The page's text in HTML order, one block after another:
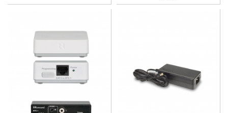
Compatible toute
Compatible tout appareil
AV avec entrée RCA
60Hz, 2.0A/li>
Sortie : 24V, 2.5A, 60W/li>
(LxHxP):